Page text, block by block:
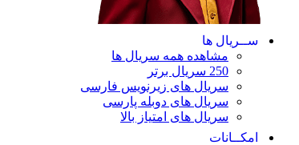
ســریال ها
مشاهده همه سریال ها
250 سریال برتر
سریال های زیرنویس فارسی
سریال های دوبله پارسی
سریال های امتیاز بالا
امکــانات